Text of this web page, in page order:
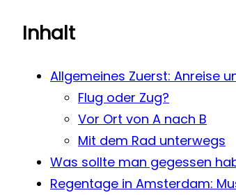
Inhalt
Allgemeines Zuerst: Anreise
Flug oder Zug?
Vor Ort von A nach B
Mit dem Rad unterwegs
Was sollte man gegessen
Regentage in Amsterdam: